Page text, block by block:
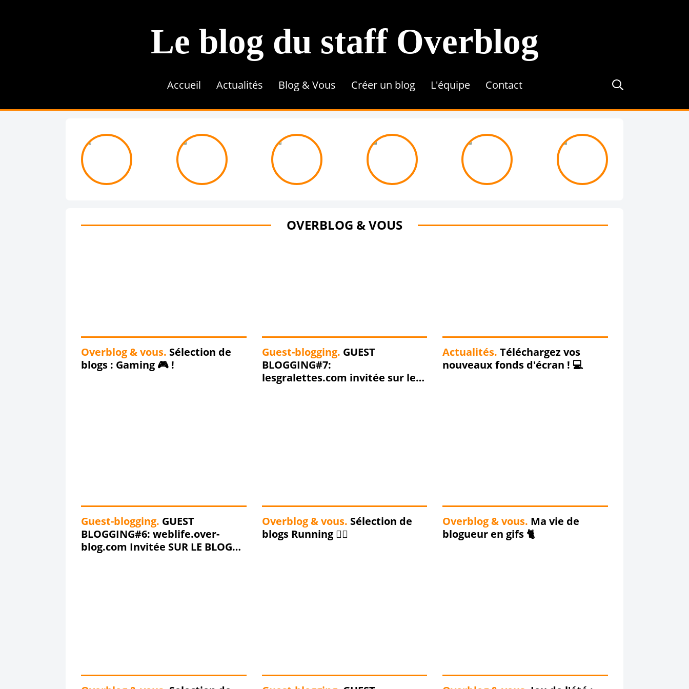
Le blog du staff Overblog
Accueil Actualités
Blog & Vous
Créer un blog
L'équipe
Contact
OVERBLOG & VOUS
Overblog & vous. Sélection de
blogs : Gaming 🎮 !
Guest-blogging. GUEST
BLOGGING#7:
lesgralettes.com invitée sur le
Actualités. Téléchargez vos
nouveaux fonds d'écran ! 💻
Guest-blogging. GUEST
BLOGGING#6: weblife.over-
blog.com Invitée SUR LE BLOG
Overblog & vous. Sélection de
blogs Running 🏃‍♀️
Overblog & vous. Ma vie de
blogueur en gifs 🐈